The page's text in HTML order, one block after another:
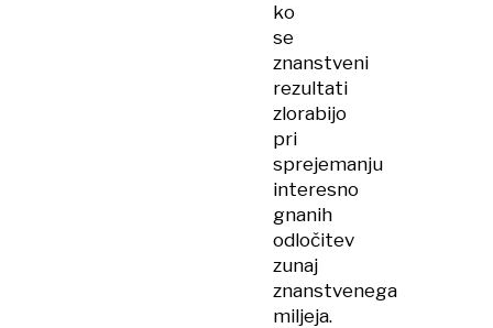
ko
se
znanstveni
rezultati
zlorabijo
pri
sprejemanju
interesno
gnanih
odločitev
zunaj
znanstvenega
miljeja.